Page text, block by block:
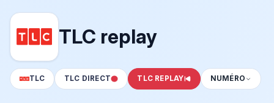
TLC replay
TLC TLC DIRECT TLC REPLAY NUMÉRO